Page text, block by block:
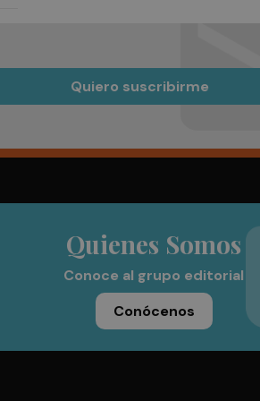
Quiero suscribirme
Quienes Somos
Conoce al grupo editorial
Conócenos